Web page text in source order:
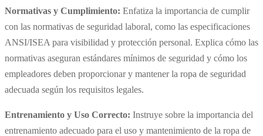
Normativas y Cumplimiento: Enfatiza la importancia de cumplir
con las normativas de seguridad laboral, como las especificaciones
ANSI/ISEA para visibilidad y protección personal. Explica cómo las
normativas aseguran estándares mínimos de seguridad y cómo los
empleadores deben proporcionar y mantener la ropa de seguridad
adecuada según los requisitos legales.
Entrenamiento y Uso Correcto: Instruye sobre la importancia del
entrenamiento adecuado para el uso y mantenimiento de la ropa de